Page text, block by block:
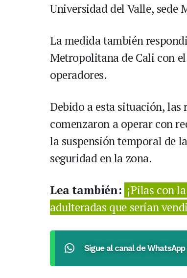
Universidad del Valle, sede
La medida también
Metropolitana de Cali con
operadores.
Debido a esta situación, las
comenzaron a operar con
la suspensión temporal de
seguridad en la zona.
Lea también: ¡Pilas con
adulteradas que serían
Sigue al canal de WhatsApp